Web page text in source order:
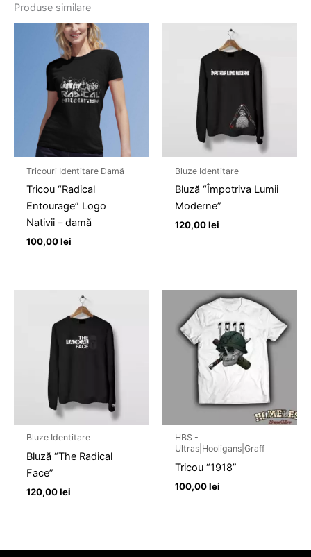
Produse similare
Tricouri Identitare Damă
Tricou “Radical
Entourage” Logo
Nativii – damă
100,00lei
Bluze Identitare
Bluză “Împotriva Lumii
Moderne”
120,00lei
Bluze Identitare
Bluză “The Radical
Face”
120,00lei
HBS -
Ultras|Hooligans|Graff
Tricou “1918”
100,00lei